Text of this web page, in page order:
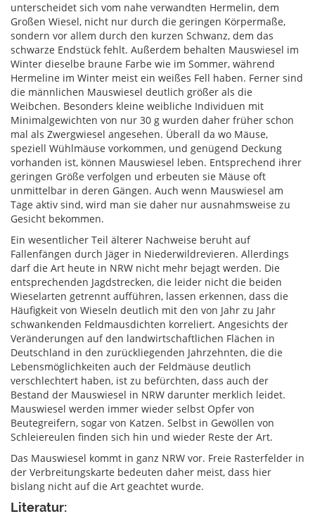
unterscheidet sich vom nahe verwandten Hermelin, dem
Großen Wiesel, nicht nur durch die geringen Körpermaße,
sondern vor allem durch den kurzen Schwanz, dem das
schwarze Endstück fehlt. Außerdem behalten Mauswiesel im
Winter dieselbe braune Farbe wie im Sommer, während
Hermeline im Winter meist ein weißes Fell haben. Ferner sind
die männlichen Mauswiesel deutlich größer als die
Weibchen. Besonders kleine weibliche Individuen mit
Minimalgewichten von nur 30 g wurden daher früher schon
mal als Zwergwiesel angesehen. Überall da wo Mäuse,
speziell Wühlmäuse vorkommen, und genügend Deckung
vorhanden ist, können Mauswiesel leben. Entsprechend ihrer
geringen Größe verfolgen und erbeuten sie Mäuse oft
unmittelbar in deren Gängen. Auch wenn Mauswiesel am
Tage aktiv sind, wird man sie daher nur ausnahmsweise zu
Gesicht bekommen.
Ein wesentlicher Teil älterer Nachweise beruht auf
Fallenfängen durch Jäger in Niederwildrevieren. Allerdings
darf die Art heute in NRW nicht mehr bejagt werden. Die
entsprechenden Jagdstrecken, die leider nicht die beiden
Wieselarten getrennt aufführen, lassen erkennen, dass die
Häufigkeit von Wieseln deutlich mit den von Jahr zu Jahr
schwankenden Feldmausdichten korreliert. Angesichts der
Veränderungen auf den landwirtschaftlichen Flächen in
Deutschland in den zurückliegenden Jahrzehnten, die die
Lebensmöglichkeiten auch der Feldmäuse deutlich
verschlechtert haben, ist zu befürchten, dass auch der
Bestand der Mauswiesel in NRW darunter merklich leidet.
Mauswiesel werden immer wieder selbst Opfer von
Beutegreifern, sogar von Katzen. Selbst in Gewöllen von
Schleiereulen finden sich hin und wieder Reste der Art.
Das Mauswiesel kommt in ganz NRW vor. Freie Rasterfelder in
der Verbreitungskarte bedeuten daher meist, dass hier
bislang nicht auf die Art geachtet wurde.
Literatur: